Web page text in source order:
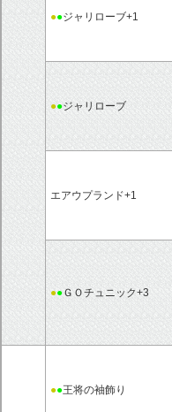
●●ジャリローブ+1
●●ジャリローブ
エアウプランド+1
●●ＧＯチュニック+3
●●王将の袖飾り